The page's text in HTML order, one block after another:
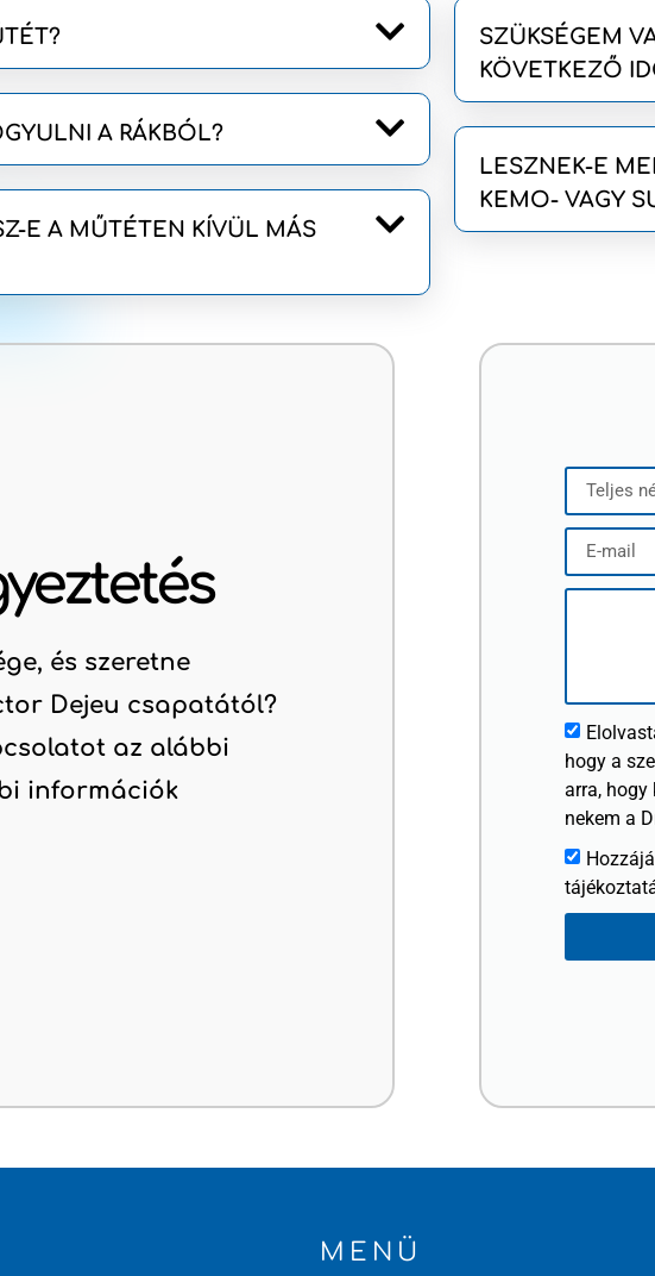
A RÁKBÓL?
E A MŰTÉTEN KÍVÜL MÁS
SZÜKSÉGEM
KÖVETKEZŐ
LESZNEK-E
KEMO- VAGY
és szeretne
Dejeu csapatától?
az alábbi
információk
hogy a
arra,
nekem a
MENÜ